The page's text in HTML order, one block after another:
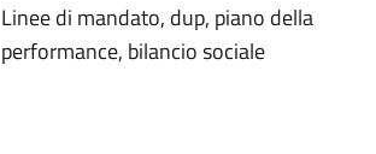
Linee di mandato, dup, piano della
performance, bilancio sociale